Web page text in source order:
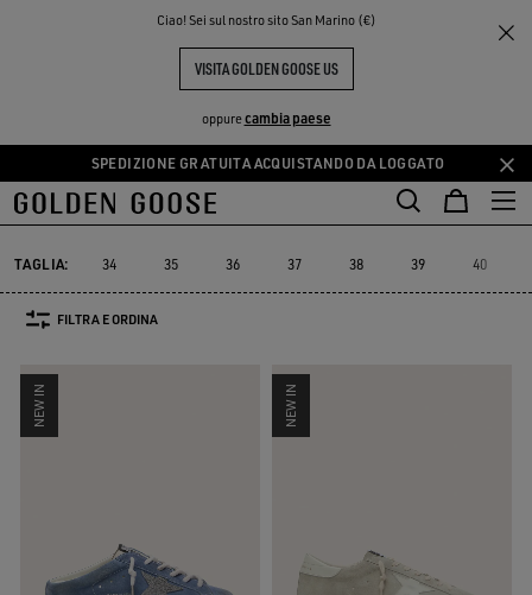
Ciao! Sei sul nostro sito San Marino (€)
VISITA GOLDEN GOOSE US
oppurecambia paese
Vai
al
principale
Vai
al
del
piè
di
SPEDIZIONE GRATUITA ACQUISTANDO DA LOGGATO
THE
COMMUNITY
Suede Selection
SNEAKER SUEDE DONNA
Suede Selection
Suede Selection
Limited Edition
Limited Edition
Swarovski® Platform
Platform
TAGLIA: 34 35 36 37 38 39 40
FILTRA E ORDINA
NEW IN NEW IN